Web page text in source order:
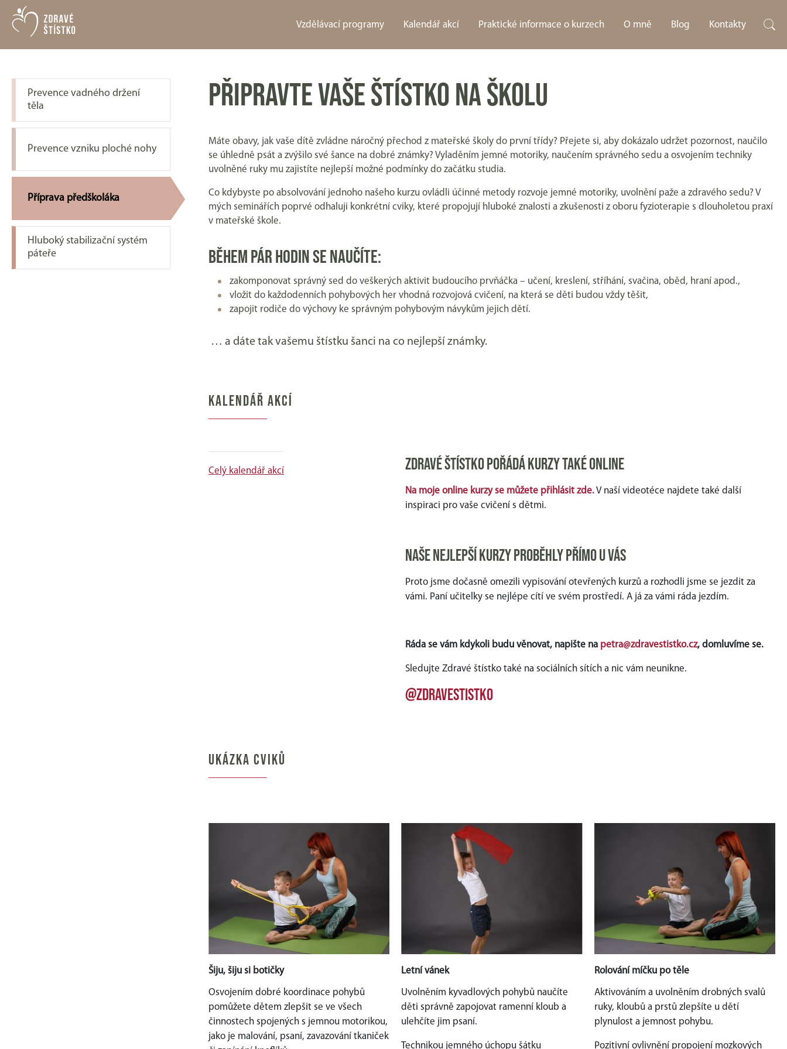
Vzdělávací programy Kalendář akcí Praktické informace o kurzech O mně Blog Kontakty
PŘIPRAVTE VAŠE ŠTÍSTKO NA ŠKOLU
Máte obavy, jak vaše dítě zvládne náročný přechod z mateřské školy do první třídy? Přejete si, aby dokázalo udržet pozornost, naučilo
se úhledně psát a zvýšilo své šance na dobré známky? Vyladěním jemné motoriky, naučením správného sedu a osvojením techniky
uvolněné ruky mu zajistíte nejlepší možné podmínky do začátku studia.
Co kdybyste po absolvování jednoho našeho kurzu ovládli účinné metody rozvoje jemné motoriky, uvolnění paže a zdravého sedu? V
mých seminářích poprvé odhaluji konkrétní cviky, které propojují hluboké znalosti a zkušenosti z oboru fyzioterapie s dlouholetou praxí
v mateřské škole.
BĚHEM PÁR HODIN SE NAUČÍTE:
zakomponovat správný sed do veškerých aktivit budoucího prvňáčka – učení, kreslení, stříhání, svačina, oběd, hraní apod.,
vložit do každodenních pohybových her vhodná rozvojová cvičení, na která se děti budou vždy těšit,
zapojit rodiče do výchovy ke správným pohybovým návykům jejich dětí.
… a dáte tak vašemu štístku šanci na co nejlepší známky.
KALENDÁŘ AKCÍ
Celý kalendář akcí Zdravé štístko pořádá kurzy také online
Na moje online kurzy se můžete přihlásit zde.V naší videotéce najdete také další
inspiraci pro vaše cvičení s dětmi.
Naše nejlepší kurzy proběhly přímo u vás
Proto jsme dočasně omezili vypisování otevřených kurzů a rozhodli jsme se jezdit za
vámi. Paní učitelky se nejlépe cítí ve svém prostředí. A já za vámi ráda jezdím.
Ráda se vám kdykoli budu věnovat, napište na petra@zdravestistko.cz, domluvíme se.
Sledujte Zdravé štístko také na sociálních sítích a nic vám neunikne.
@zdravestistko
UKÁZKA CVIKŮ
Šiju, šiju si botičky
Osvojením dobré koordinace pohybů
pomůžete dětem zlepšit se ve všech
činnostech spojených s jemnou motorikou,
jako je malování, psaní, zavazování tkaniček
Letní vánek
Uvolněním kyvadlových pohybů naučíte
děti správně zapojovat ramenní kloub a
ulehčíte jim psaní.
Technikou jemného úchopu šátku
Rolování míčku po těle
Aktivováním a uvolněním drobných svalů
ruky, kloubů a prstů zlepšíte u dětí
plynulost a jemnost pohybu.
Pozitivní ovlivnění propojení mozkových
Prevence vadného držení
těla
Prevence vzniku ploché nohy
Příprava předškoláka
Hluboký stabilizační systém
páteře